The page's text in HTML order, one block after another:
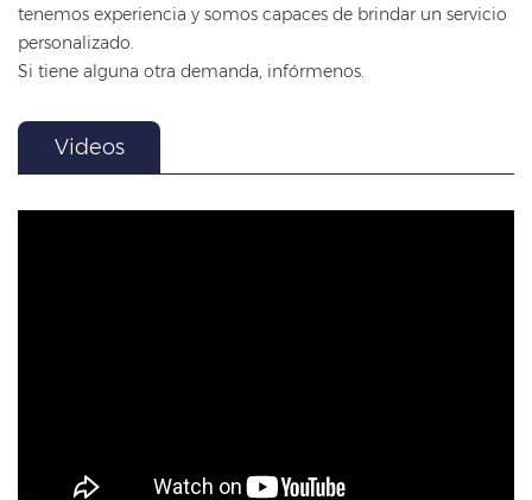
tenemos experiencia y somos capaces de brindar un servicio
personalizado.
Si tiene alguna otra demanda, infórmenos.
Videos